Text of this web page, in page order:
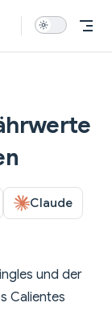
Claude
und der
Calientes